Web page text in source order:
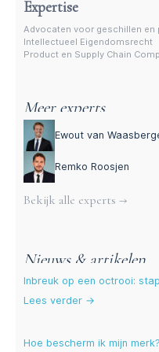
Expertise
Advocaten voor geschillen en
Intellectueel Eigendomsrecht
Product en Supply Chain
Meer experts
Ewout van
Remko Roosjen
Bekijk alle experts →
Nieuws & artikelen
Inbreuk op een octrooi:
Lees verder →
Hoe bescherm ik mijn merk?